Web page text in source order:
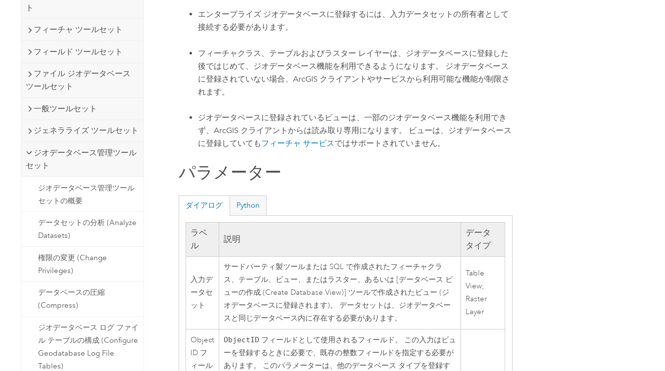
ト
フィーチャ ツールセット
フィールド ツールセット
ファイル ジオデータベース
ツールセット
一般ツールセット
ジェネラライズ ツールセット
ジオデータベース管理ツール
セット
ジオデータベース管理ツール
セットの概要
データセットの分析 (Analyze
Datasets)
権限の変更 (Change
Privileges)
データベースの圧縮
(Compress)
ジオデータベース ログ ファイ
ル テーブルの構成 (Configure
Geodatabase Log File
Tables)
エンタープライズ ジオデータベースに登録するには、入力データセットの所有者として
接続する必要があります。
フィーチャクラス、テーブルおよびラスター レイヤーは、ジオデータベースに登録した
後ではじめて、ジオデータベース機能を利用できるようになります。 ジオデータベース
に登録されていない場合、ArcGIS クライアントやサービスから利用可能な機能が制限さ
れます。
ジオデータベースに登録されているビューは、一部のジオデータベース機能を利用でき
ず、ArcGIS クライアントからは読み取り専用になります。 ビューは、ジオデータベース
に登録していてもフィーチャ サービスではサポートされていません。
パラメーター
ダイアログ Python
ラベ
ル
説明
データ
タイプ
入力デ
ータセ
ット
サードパーティ製ツールまたは SQL で作成されたフィーチャクラ
ス、テーブル、ビュー、またはラスター、あるいは [データベース ビ
ューの作成 (Create Database View)] ツールで作成されたビュー (ジ
オデータベースに登録されます)。 データセットは、ジオデータベー
スと同じデータベース内に存在する必要があります。
Table
View;
Raster
Layer
Object
ID フ
ィール
ObjectID フィールドとして使用されるフィールド。 この入力はビュ
ーを登録するときに必要で、既存の整数フィールドを指定する必要が
あります。 このパラメーターは、他のデータベース タイプを登録す